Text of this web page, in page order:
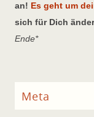
an! Es geht um
sich für Dich
Ende*
Meta